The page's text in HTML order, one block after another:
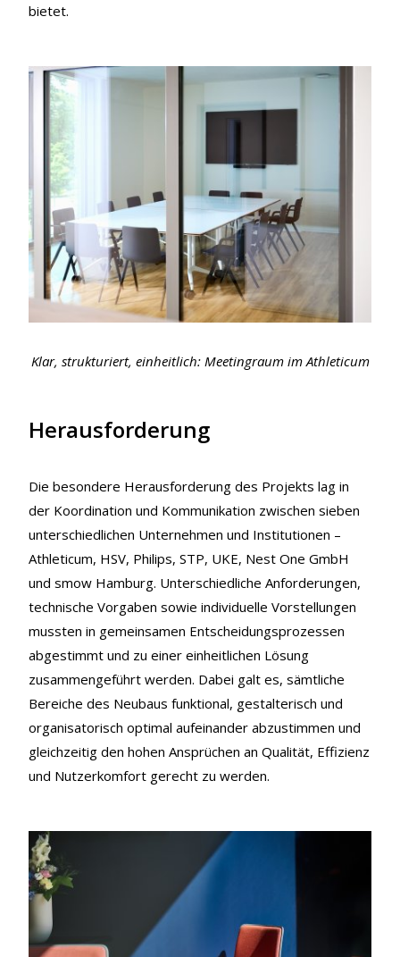
bietet.
Klar, strukturiert, einheitlich: Meetingraum im Athleticum
Herausforderung
Die besondere Herausforderung des Projekts lag in
der Koordination und Kommunikation zwischen sieben
unterschiedlichen Unternehmen und Institutionen –
Athleticum, HSV, Philips, STP, UKE, Nest One GmbH
und smow Hamburg. Unterschiedliche Anforderungen,
technische Vorgaben sowie individuelle Vorstellungen
mussten in gemeinsamen Entscheidungsprozessen
abgestimmt und zu einer einheitlichen Lösung
zusammengeführt werden. Dabei galt es, sämtliche
Bereiche des Neubaus funktional, gestalterisch und
organisatorisch optimal aufeinander abzustimmen und
gleichzeitig den hohen Ansprüchen an Qualität, Effizienz
und Nutzerkomfort gerecht zu werden.